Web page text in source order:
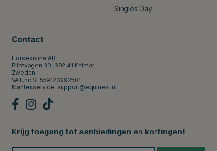
Singles Day
Contact
Horseonline AB
Pilotvägen 30, 392 41 Kalmar
Zweden
VAT.nr: SE559123992501
Klantenservice: support@equinest.nl
Krijg toegang tot aanbiedingen en kortingen!